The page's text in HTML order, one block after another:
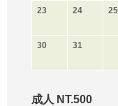
23 24 25
30 31
成人 NT.500